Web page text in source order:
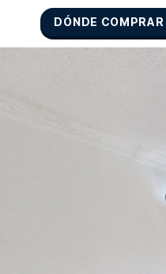
DÓNDE COMPRAR